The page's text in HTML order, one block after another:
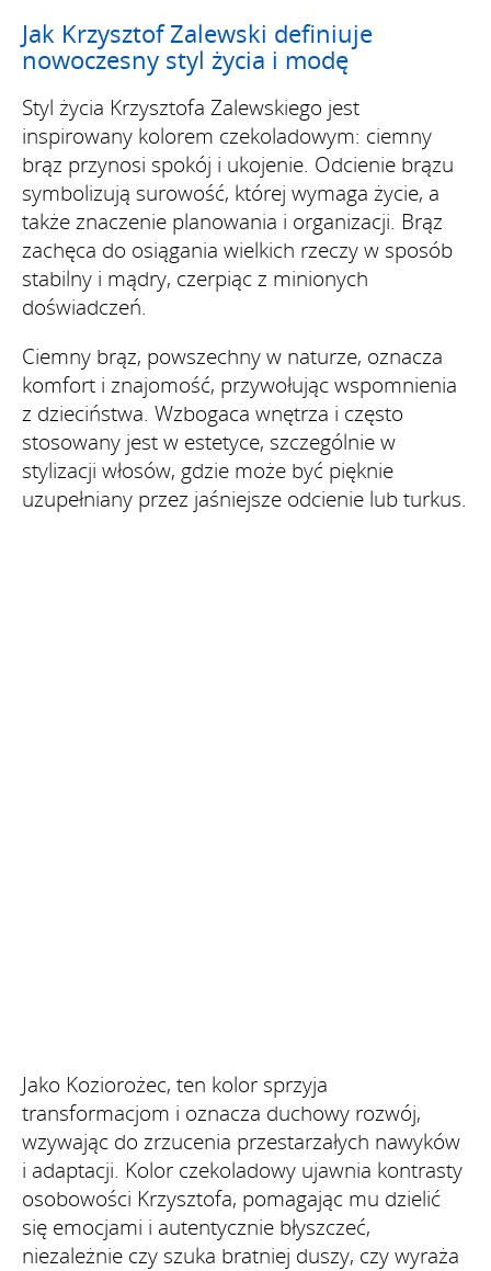
Jak Krzysztof Zalewski definiuje
nowoczesny styl życia i modę
Styl życia Krzysztofa Zalewskiego jest
inspirowany kolorem czekoladowym: ciemny
brąz przynosi spokój i ukojenie. Odcienie brązu
symbolizują surowość, której wymaga życie, a
także znaczenie planowania i organizacji. Brąz
zachęca do osiągania wielkich rzeczy w sposób
stabilny i mądry, czerpiąc z minionych
doświadczeń.
Ciemny brąz, powszechny w naturze, oznacza
komfort i znajomość, przywołując wspomnienia
z dzieciństwa. Wzbogaca wnętrza i często
stosowany jest w estetyce, szczególnie w
stylizacji włosów, gdzie może być pięknie
uzupełniany przez jaśniejsze odcienie lub turkus.
Jako Koziorożec, ten kolor sprzyja
transformacjom i oznacza duchowy rozwój,
wzywając do zrzucenia przestarzałych nawyków
i adaptacji. Kolor czekoladowy ujawnia kontrasty
osobowości Krzysztofa, pomagając mu dzielić
się emocjami i autentycznie błyszczeć,
niezależnie czy szuka bratniej duszy, czy wyraża